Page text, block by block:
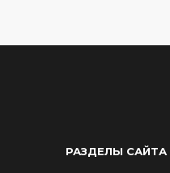
РАЗДЕЛЫ САЙТА